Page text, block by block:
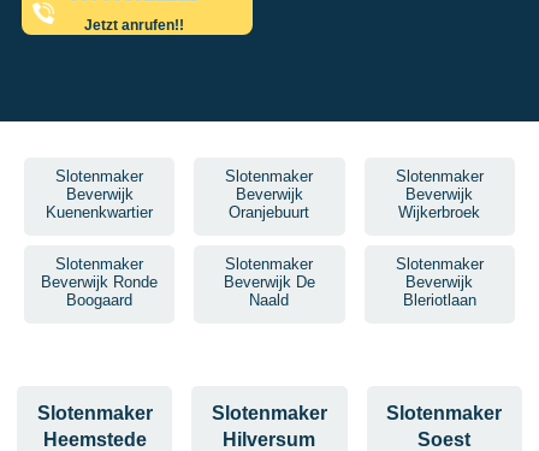
Jetzt anrufen!!
Slotenmaker
Beverwijk
Kuenenkwartier
Slotenmaker
Beverwijk
Oranjebuurt
Slotenmaker
Beverwijk
Wijkerbroek
Slotenmaker
Beverwijk Ronde
Boogaard
Slotenmaker
Beverwijk De
Naald
Slotenmaker
Beverwijk
Bleriotlaan
Slotenmaker
Heemstede
Slotenmaker
Hilversum
Slotenmaker
Soest